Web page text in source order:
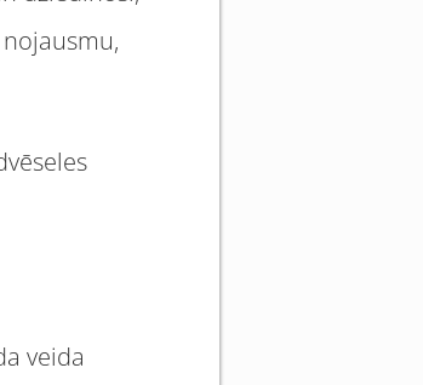
veida